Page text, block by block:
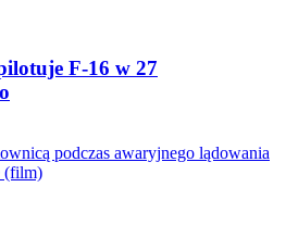
F-16 w 27